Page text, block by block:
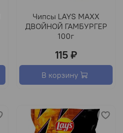
Чипсы LAYS МАХХ
ДВОЙНОЙ ГАМБУРГЕР
100г
115 ₽
В корзину